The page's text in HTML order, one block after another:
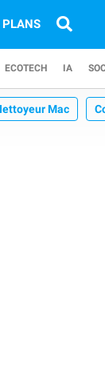
PLANS
ECOTECH IA
Mac